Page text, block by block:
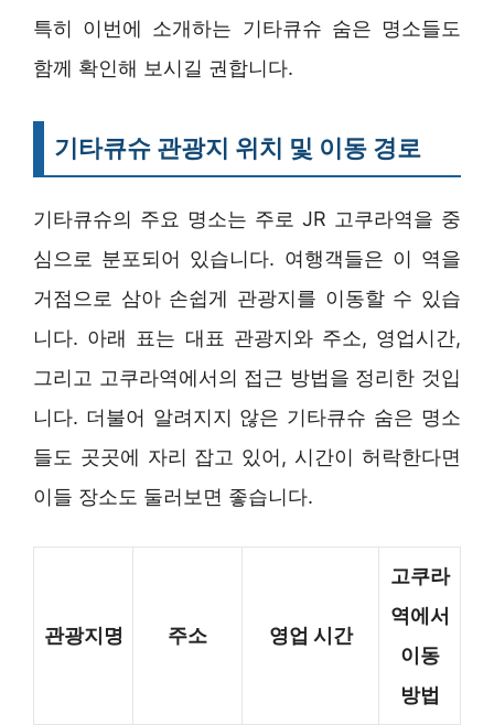
특히 이번에 소개하는 기타큐슈 숨은 명소들도
함께 확인해 보시길 권합니다.
기타큐슈 관광지 위치 및 이동 경로
기타큐슈의 주요 명소는 주로 JR 고쿠라역을 중
심으로 분포되어 있습니다. 여행객들은 이 역을
거점으로 삼아 손쉽게 관광지를 이동할 수 있습
니다. 아래 표는 대표 관광지와 주소, 영업시간,
그리고 고쿠라역에서의 접근 방법을 정리한 것입
니다. 더불어 알려지지 않은 기타큐슈 숨은 명소
들도 곳곳에 자리 잡고 있어, 시간이 허락한다면
이들 장소도 둘러보면 좋습니다.
관광지명 주소 영업 시간
고쿠라
역에서
이동
방법